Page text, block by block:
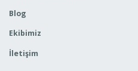
Blog
Ekibimiz
İletişim